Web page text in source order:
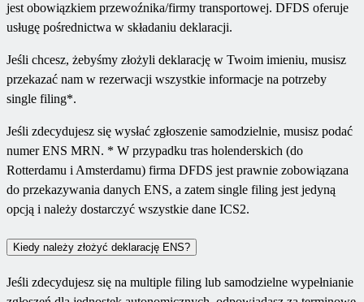
jest obowiązkiem przewoźnika/firmy transportowej. DFDS oferuje
usługę pośrednictwa w składaniu deklaracji.
Jeśli chcesz, żebyśmy złożyli deklarację w Twoim imieniu, musisz
przekazać nam w rezerwacji wszystkie informacje na potrzeby
single filing*.
Jeśli zdecydujesz się wysłać zgłoszenie samodzielnie, musisz podać
numer ENS MRN. * W przypadku tras holenderskich (do
Rotterdamu i Amsterdamu) firma DFDS jest prawnie zobowiązana
do przekazywania danych ENS, a zatem single filing jest jedyną
opcją i należy dostarczyć wszystkie dane ICS2.
Kiedy należy złożyć deklarację ENS?
Jeśli zdecydujesz się na multiple filing lub samodzielne wypełnianie